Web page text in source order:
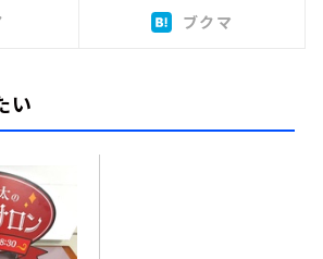
ブクマ
い